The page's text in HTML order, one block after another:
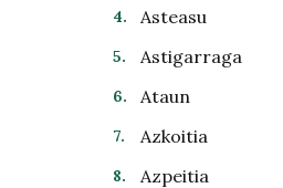
Asteasu
Astigarraga
Ataun
Azkoitia
Azpeitia